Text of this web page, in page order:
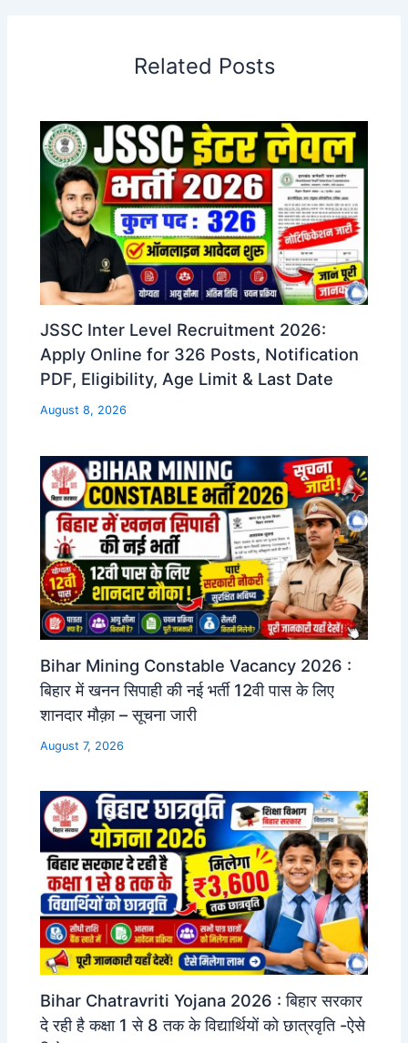
Related Posts
JSSC Inter Level Recruitment 2026:
Apply Online for 326 Posts, Notification
PDF, Eligibility, Age Limit & Last Date
August 8, 2026
Bihar Mining Constable Vacancy 2026 :
बिहार में खनन सिपाही की नई भर्ती 12वी पास के लिए
शानदार मौक़ा – सूचना जारी
August 7, 2026
Bihar Chatravriti Yojana 2026 : बिहार सरकार
दे रही है कक्षा 1 से 8 तक के विद्यार्थियों को छात्रवृति -ऐसे